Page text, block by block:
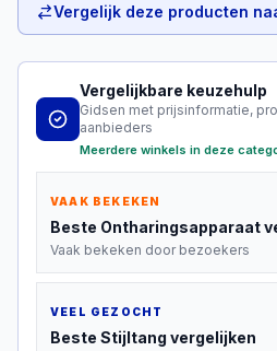
Vergelijk deze producten
Vergelijkbare keuzehulp
Gidsen met prijsinformatie,
aanbieders
Meerdere winkels in deze
VAAK BEKEKEN
Beste Ontharingsapparaat
Vaak bekeken door bezoekers
VEEL GEZOCHT
Beste Stijltang vergelijken